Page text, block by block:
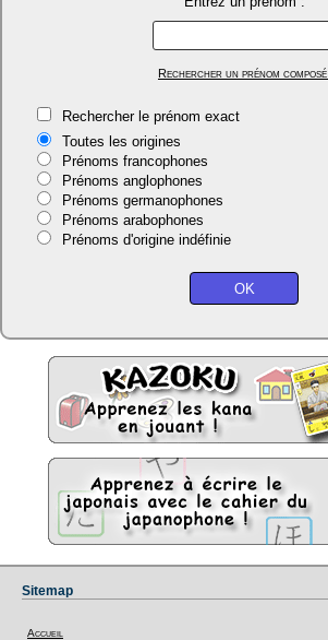
Rechercher un prénom composé.
Rechercher le prénom exact
Toutes les origines
Prénoms francophones
Prénoms anglophones
Prénoms germanophones
Prénoms arabophones
Prénoms d'origine indéfinie
Sitemap
Accueil